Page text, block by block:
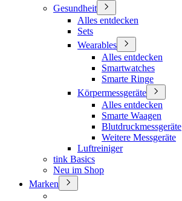
Gesundheit
Alles entdecken
Sets
Wearables
Alles entdecken
Smartwatches
Smarte Ringe
Körpermessgeräte
Alles entdecken
Smarte Waagen
Blutdruckmessgeräte
Weitere Messgeräte
Luftreiniger
tink Basics
Neu im Shop
Marken